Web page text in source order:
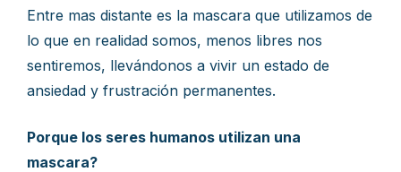
Entre mas distante es la mascara que utilizamos de
lo que en realidad somos, menos libres nos
sentiremos, llevándonos a vivir un estado de
ansiedad y frustración permanentes.
Porque los seres humanos utilizan una
mascara?